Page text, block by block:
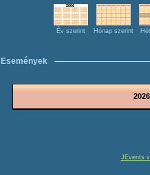
Év szerint Hónap szerint
Események
JEvents